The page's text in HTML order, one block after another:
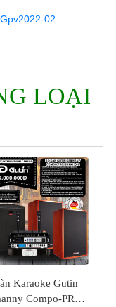
02
LOẠI
Karaoke Gutin
Compo-PRO